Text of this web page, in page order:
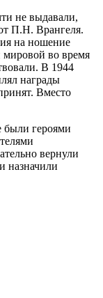
не выдавали,
П.Н. Врангеля.
на ношение
мировой во время
В 1944
награды
Вместо
были героями
вернули
назначили